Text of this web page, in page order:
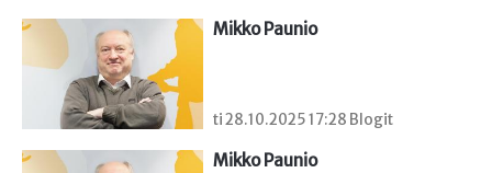
Mikko Paunio
ti 28.10.2025 17:28 Blogit
Mikko Paunio